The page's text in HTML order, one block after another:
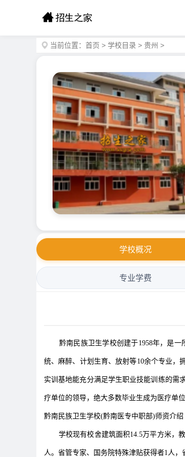
当前位置： 首页 > 学校目录 > 贵州 >
学校概况
专业学费
黔南民族卫生学校创建于1958年，是一
统、麻醉、计划生育、放射等10余个专业，
实训基地能充分满足学生职业技能训练的需
疗单位的领导，绝大多数毕业生成为医疗单
黔南民族卫生学校(黔南医专中职部)师资介绍
学校现有校舍建筑面积14.5万平方米，
人。省管专家、国务院特殊津贴获得者1人